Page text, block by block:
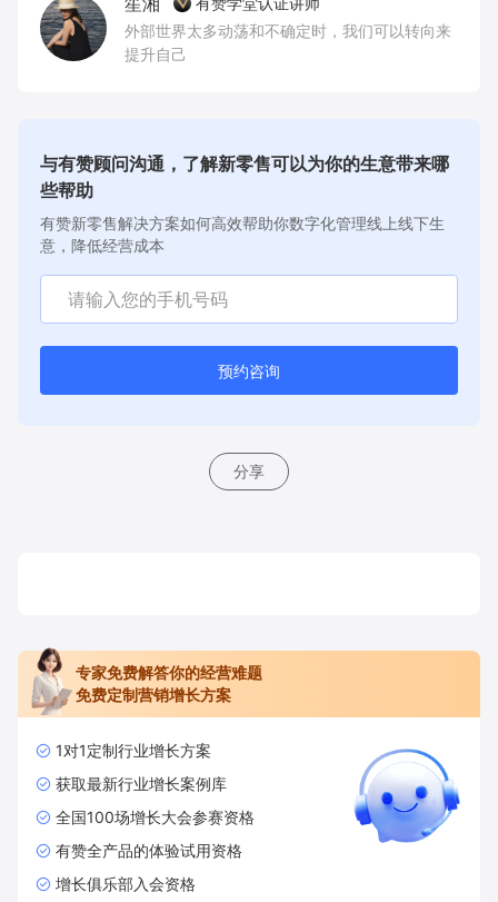
外部世界太多动荡和不确定时，我们可以转向来
提升自己
与有赞顾问沟通，了解新零售可以为你的生意带来哪
些帮助
有赞新零售解决方案如何高效帮助你数字化管理线上线下生
意，降低经营成本
预约咨询
分享
专家免费解答你的经营难题
免费定制营销增长方案
1对1定制行业增长方案
获取最新行业增长案例库
全国100场增长大会参赛资格
有赞全产品的体验试用资格
增长俱乐部入会资格